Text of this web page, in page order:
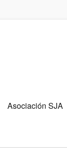
Asociación SJA